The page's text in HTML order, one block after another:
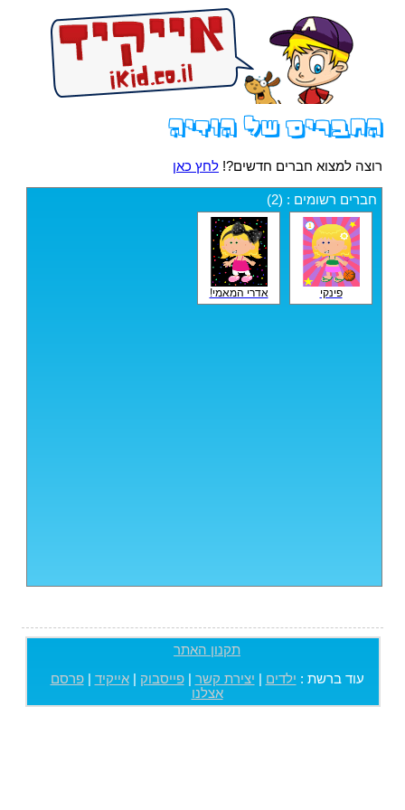
החברים של הודיה
רוצה למצוא חברים חדשים?! לחץ כאן
חברים רשומים : (2)
פינקי אדרי המאמי!
תקנון האתר
עוד ברשת : ילדים יצירת קשר |פייסבוק |אייקיד |פרסם
אצלנו